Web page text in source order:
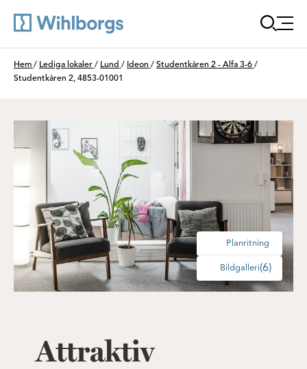
Du är här:
Hem / Lediga lokaler / Lund / Ideon / Studentkåren 2 - Alfa 3-6 /
Studentkåren 2, 4853-01001
Planritning
Bildgalleri(6)
Attraktiv